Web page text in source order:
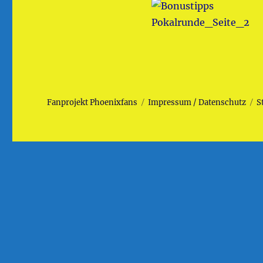
Fanprojekt Phoenixfans Impressum / Datenschutz